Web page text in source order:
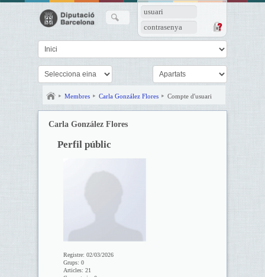
usuari
contrasenya
Membres Carla González Flores Compte d'usuari
Carla González Flores
Perfil públic
Registre: 02/03/2026
Grups: 0
Articles: 21